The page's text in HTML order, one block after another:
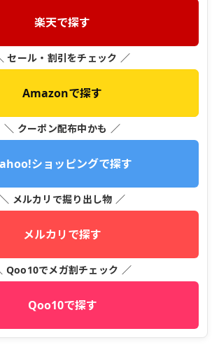
楽天で探す
セール・割引をチェック ／
Amazonで探す
＼ クーポン配布中かも ／
ショッピングで探す
＼ メルカリで掘り出し物 ／
メルカリで探す
Qoo10でメガ割チェック ／
Qoo10で探す